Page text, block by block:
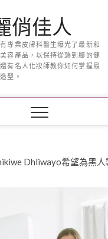
俏佳人
專業皮膚科醫生曝光了最新和
容產品，以保持從頭到腳的健
有名人化妝師教你如何掌握最
型。
Dhliwayo希望為黑人